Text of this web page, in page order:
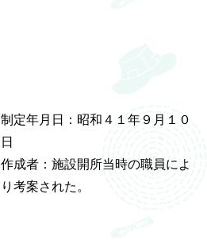
制定年月日：昭和４１年９月１０
日
作成者：施設開所当時の職員によ
り考案された。